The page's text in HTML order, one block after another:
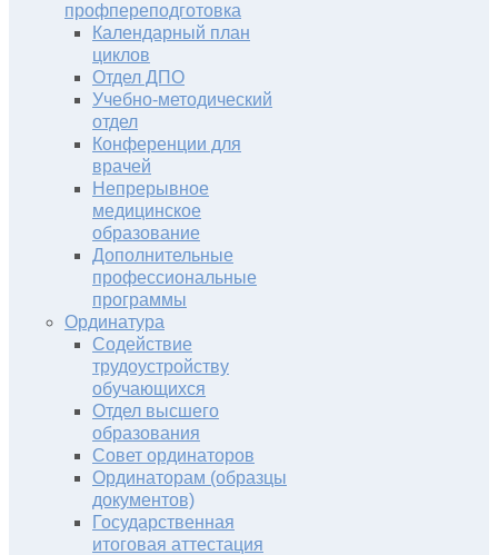
профпереподготовка
Календарный план
циклов
Отдел ДПО
Учебно-методический
отдел
Конференции для
врачей
Непрерывное
медицинское
образование
Дополнительные
профессиональные
программы
Ординатура
Содействие
трудоустройству
обучающихся
Отдел высшего
образования
Совет ординаторов
Ординаторам (образцы
документов)
Государственная
итоговая аттестация